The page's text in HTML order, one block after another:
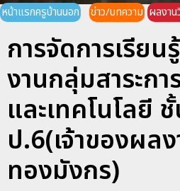
หน้าแรกครูบ้านนอก ข่าว/บทความ ผลงาน
การจัดการเรีย
งานกลุ่มสาระก
และเทคโนโลยี
ป.6(เจ้าของผล
ทองมังกร)